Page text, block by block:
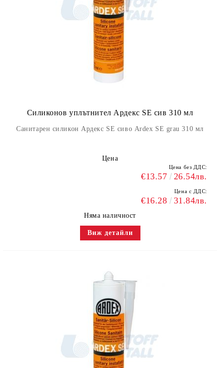
Силиконов уплътнител Ардекс SE сив 310 мл
Санитарен силикон Ардекс SE сиво Ardex SE grau 310 мл
Цена
Цена без ДДС:
€13.57 26.54лв.
Цена с ДДС:
€16.28 31.84лв.
Няма наличност
Виж детайли